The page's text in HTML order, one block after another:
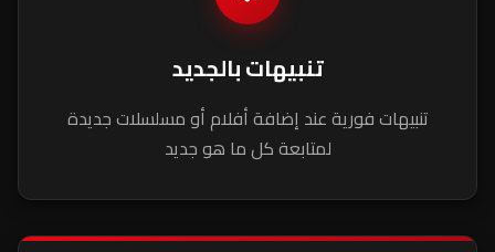
تنبيهات بالجديد
تنبيهات فورية عند إضافة أفلام أو مسلسلات جديدة
لمتابعة كل ما هو جديد